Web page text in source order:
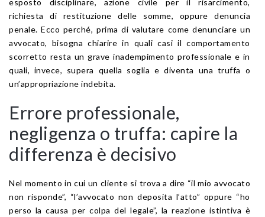
esposto disciplinare, azione civile per il risarcimento,
richiesta di restituzione delle somme, oppure denuncia
penale. Ecco perché, prima di valutare come denunciare un
avvocato, bisogna chiarire in quali casi il comportamento
scorretto resta un grave inadempimento professionale e in
quali, invece, supera quella soglia e diventa una truffa o
un’appropriazione indebita.
Errore professionale,
negligenza o truffa: capire la
differenza è decisivo
Nel momento in cui un cliente si trova a dire “il mio avvocato
non risponde”, “l’avvocato non deposita l’atto” oppure “ho
perso la causa per colpa del legale”, la reazione istintiva è